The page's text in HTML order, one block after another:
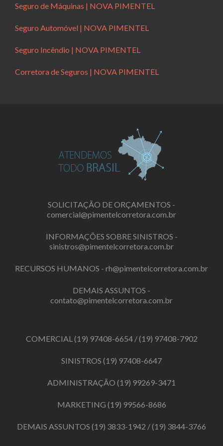
Seguro de Máquinas | NOVA PIMENTEL
Seguro Automóvel | NOVA PIMENTEL
Seguro Incêndio | NOVA PIMENTEL
Corretora de Seguros | NOVA PIMENTEL
SOLICITAÇÃO DE ORÇAMENTOS -
comercial@pimentelcorretora.com.br
INFORMAÇÕES SOBRE SINISTROS -
sinistros@pimentelcorretora.com.br
RECURSOS HUMANOS - rh@pimentelcorretora.com.br
DEMAIS ASSUNTOS -
contato@pimentelcorretora.com.br
COMERCIAL (19) 97408-6654/(19) 97408-7902
SINISTROS (19) 97408-6647
ADMINISTRAÇÃO (19) 99269-3471
MARKETING (19) 99566-8686
DEMAIS ASSUNTOS (19) 3833-1942 /(19) 3844-3766